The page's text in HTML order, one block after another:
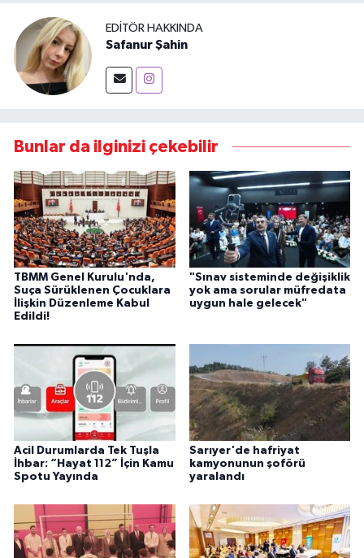
EDITÖR HAKKINDA
Safanur Şahin
Bunlar da ilginizi çekebilir
TBMM Genel Kurulu'nda,
Suça Sürüklenen Çocuklara
İlişkin Düzenleme Kabul
Edildi!
"Sınav sisteminde değişiklik
yok ama sorular müfredata
uygun hale gelecek"
Acil Durumlarda Tek Tuşla
İhbar: “Hayat 112” İçin Kamu
Spotu Yayında
Sarıyer'de hafriyat
kamyonunun şoförü
yaralandı